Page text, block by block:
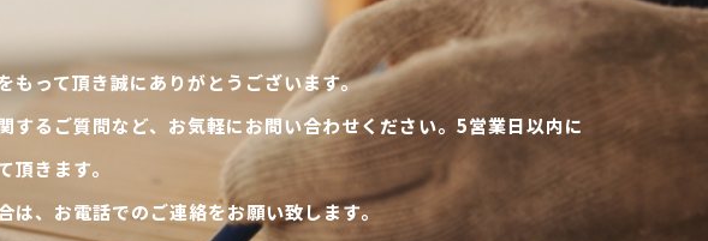
もって頂き誠にありがとうございます。
するご質問など、お気軽にお問い合わせください。5営業日以内に
頂きます。
は、お電話でのご連絡をお願い致します。